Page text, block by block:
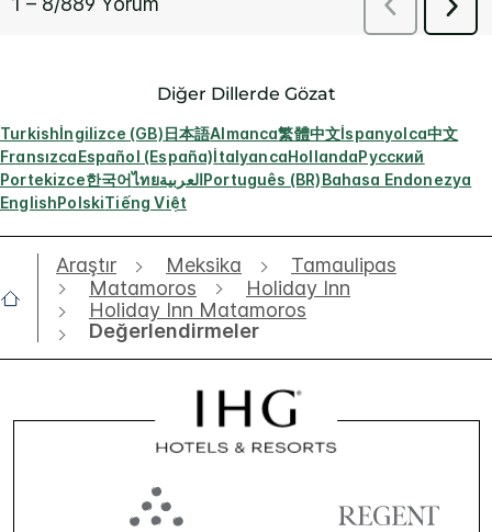
Diğer Dillerde Gözat
Turkishİngilizce (GB)日本語Almanca繁體中文İspanyolca中文
FransızcaEspañol (España)İtalyancaHollandaРусский
Portekizce한국어ไทยالعربيةPortuguês (BR)Bahasa Endonezya
EnglishPolskiTiếng Việt
Araştır Meksika
Tamaulipas
Matamoros
Holiday Inn
Holiday Inn Matamoros
Değerlendirmeler